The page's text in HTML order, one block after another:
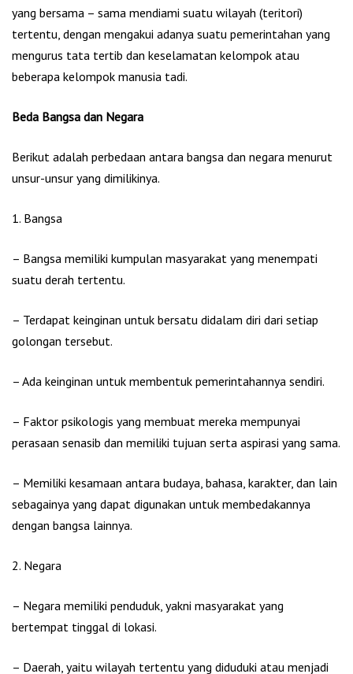
yang bersama – sama mendiami suatu wilayah (teritori)
tertentu, dengan mengakui adanya suatu pemerintahan yang
mengurus tata tertib dan keselamatan kelompok atau
beberapa kelompok manusia tadi.
Beda Bangsa dan Negara
Berikut adalah perbedaan antara bangsa dan negara menurut
unsur-unsur yang dimilikinya.
1. Bangsa
– Bangsa memiliki kumpulan masyarakat yang menempati
suatu derah tertentu.
– Terdapat keinginan untuk bersatu didalam diri dari setiap
golongan tersebut.
– Ada keinginan untuk membentuk pemerintahannya sendiri.
– Faktor psikologis yang membuat mereka mempunyai
perasaan senasib dan memiliki tujuan serta aspirasi yang sama.
– Memiliki kesamaan antara budaya, bahasa, karakter, dan lain
sebagainya yang dapat digunakan untuk membedakannya
dengan bangsa lainnya.
2. Negara
– Negara memiliki penduduk, yakni masyarakat yang
bertempat tinggal di lokasi.
– Daerah, yaitu wilayah tertentu yang diduduki atau menjadi